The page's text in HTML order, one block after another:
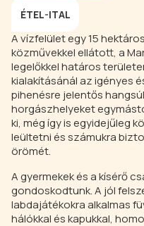
ÉTEL-ITAL
A vízfelület egy 15
közművekkel ellátott, a
legelőkkel határos
kialakításánál az igényes
pihenésre jelentős
horgászhelyeket
ki, még így is egyidejűleg
leültetni és számukra
örömét.
A gyermekek és a kísérő
gondoskodtunk. A jól
labdajátékokra alkalmas
hálókkal és kapukkal,